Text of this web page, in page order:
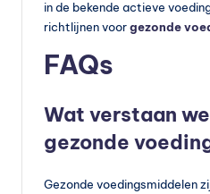
in de bekende actieve
richtlijnen voorgezonde
FAQs
Wat verstaan
gezonde
Gezonde voedingsmiddelen